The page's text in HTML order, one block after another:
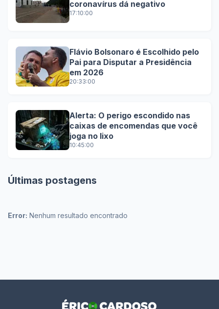
coronavírus dá negativo
17:10:00
Flávio Bolsonaro é Escolhido pelo
Pai para Disputar a Presidência
em 2026
20:33:00
Alerta: O perigo escondido nas
caixas de encomendas que você
joga no lixo
10:45:00
Últimas postagens
Error: Nenhum resultado encontrado